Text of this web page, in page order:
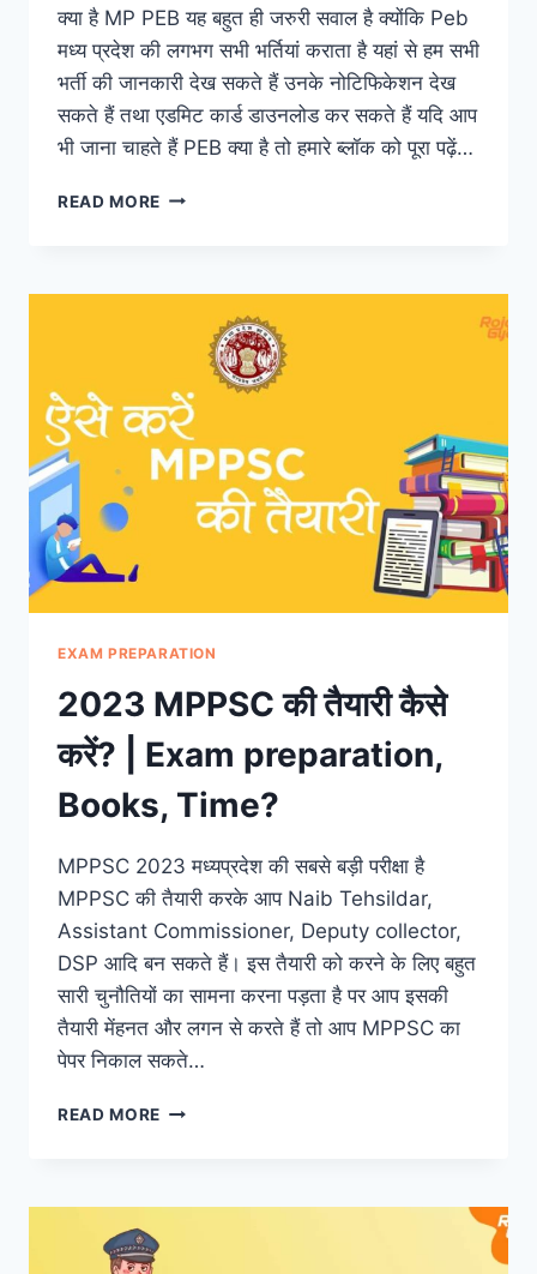
क्या है MP PEB यह बहुत ही जरुरी सवाल है क्योंकि Peb
मध्य प्रदेश की लगभग सभी भर्तियां कराता है यहां से हम सभी
भर्ती की जानकारी देख सकते हैं उनके नोटिफिकेशन देख
सकते हैं तथा एडमिट कार्ड डाउनलोड कर सकते हैं यदि आप
भी जाना चाहते हैं PEB क्या है तो हमारे ब्लॉक को पूरा पढ़ें…
READ MORE जानें
और
प्रोफेशनल
एग्जामिनेशन
परीक्षा
कब
और
कैसे
कराता
EXAM PREPARATION
2023 MPPSC की तैयारी कैसे
करें? | Exam preparation,
Books, Time?
MPPSC 2023 मध्यप्रदेश की सबसे बड़ी परीक्षा है
MPPSC की तैयारी करके आप Naib Tehsildar,
Assistant Commissioner, Deputy collector,
DSP आदि बन सकते हैं। इस तैयारी को करने के लिए बहुत
सारी चुनौतियों का सामना करना पड़ता है पर आप इसकी
तैयारी मेंहनत और लगन से करते हैं तो आप MPPSC का
पेपर निकाल सकते…
READ MORE 2023
कैसे